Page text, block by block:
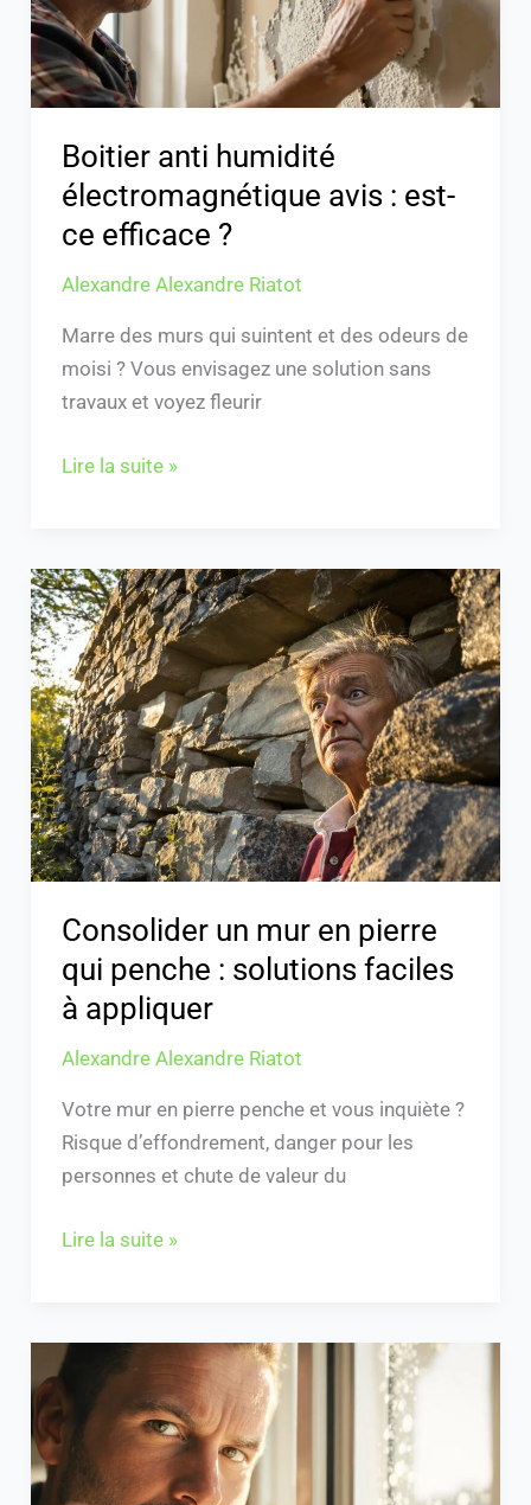
Boitier anti humidité
électromagnétique avis : est-
ce efficace ?
Alexandre Alexandre Riatot
Marre des murs qui suintent et des odeurs de
moisi ? Vous envisagez une solution sans
travaux et voyez fleurir
est-
ce
efficace
?
Lire la suite »
Consolider un mur en pierre
qui penche : solutions faciles
à appliquer
Alexandre Alexandre Riatot
Votre mur en pierre penche et vous inquiète ?
Risque d’effondrement, danger pour les
personnes et chute de valeur du
Consolider
un
mur
en
pierre
qui
penche
:
solutions
faciles
à
appliquer
Lire la suite »
Comment
combler
l’espace
fenêtre